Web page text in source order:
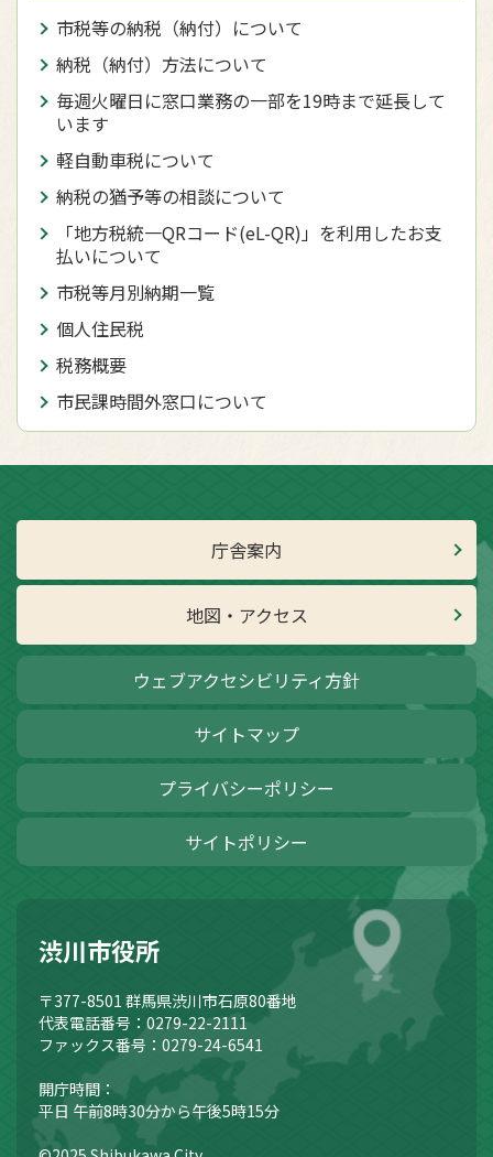
市税等の納税（納付）について
納税（納付）方法について
毎週火曜日に窓口業務の一部を19時まで延長して
います
軽自動車税について
納税の猶予等の相談について
「地方税統一QRコード(eL-QR)」を利用したお支
払いについて
市税等月別納期一覧
個人住民税
税務概要
市民課時間外窓口について
庁舎案内
地図・アクセス
ウェブアクセシビリティ方針
サイトマップ
プライバシーポリシー
サイトポリシー
渋川市役所
〒377-8501 群馬県渋川市石原80番地
代表電話番号：0279-22-2111
ファックス番号：0279-24-6541
開庁時間：
平日 午前8時30分から午後5時15分